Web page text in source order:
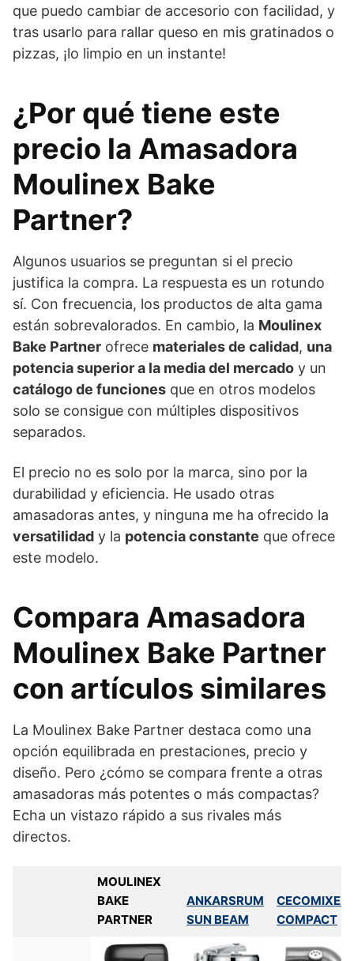
que puedo cambiar de accesorio con facilidad, y
tras usarlo para rallar queso en mis gratinados o
pizzas, ¡lo limpio en un instante!
¿Por qué tiene este
precio la Amasadora
Moulinex Bake
Partner?
Algunos usuarios se preguntan si el precio
justifica la compra. La respuesta es un rotundo
sí. Con frecuencia, los productos de alta gama
están sobrevalorados. En cambio, la Moulinex
Bake Partner ofrece materiales de calidad, una
potencia superior a la media del mercado y un
catálogo de funciones que en otros modelos
solo se consigue con múltiples dispositivos
separados.
El precio no es solo por la marca, sino por la
durabilidad y eficiencia. He usado otras
amasadoras antes, y ninguna me ha ofrecido la
versatilidad y la potencia constante que ofrece
este modelo.
Compara Amasadora
Moulinex Bake Partner
con artículos similares
La Moulinex Bake Partner destaca como una
opción equilibrada en prestaciones, precio y
diseño. Pero ¿cómo se compara frente a otras
amasadoras más potentes o más compactas?
Echa un vistazo rápido a sus rivales más
directos.
MOULINEX
BAKE
PARTNER
ANKARSRUM
SUN BEAM
CECOMIXER
COMPACT